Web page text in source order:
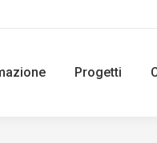
Progetti